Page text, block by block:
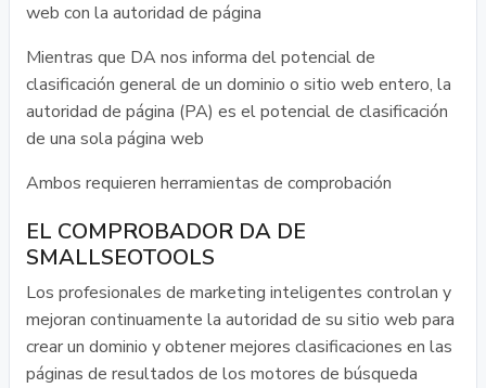
web con la autoridad de página
Mientras que DA nos informa del potencial de
clasificación general de un dominio o sitio web entero, la
autoridad de página (PA) es el potencial de clasificación
de una sola página web
Ambos requieren herramientas de comprobación
EL COMPROBADOR DA DE
SMALLSEOTOOLS
Los profesionales de marketing inteligentes controlan y
mejoran continuamente la autoridad de su sitio web para
crear un dominio y obtener mejores clasificaciones en las
páginas de resultados de los motores de búsqueda